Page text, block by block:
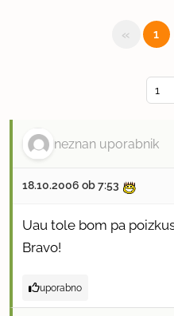
« 1
neznan uporabnik
18.10.2006 ob 7:53
Uau tole bom pa
Bravo!
uporabno